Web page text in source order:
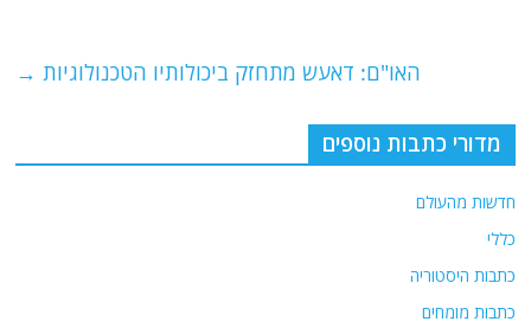
k
האו"ם: דאעש מתחזק ביכולותיו הטכנולוגיות →
מדורי כתבות נוספים
חדשות מהעולם
כללי
כתבות היסטוריה
כתבות מומחים